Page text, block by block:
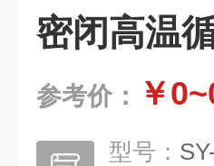
密闭高温
参考价： ￥
型号：